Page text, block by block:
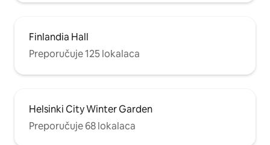
Finlandia Hall
Preporučuje 125 lokalaca
Helsinki City Winter Garden
Preporučuje 68 lokalaca